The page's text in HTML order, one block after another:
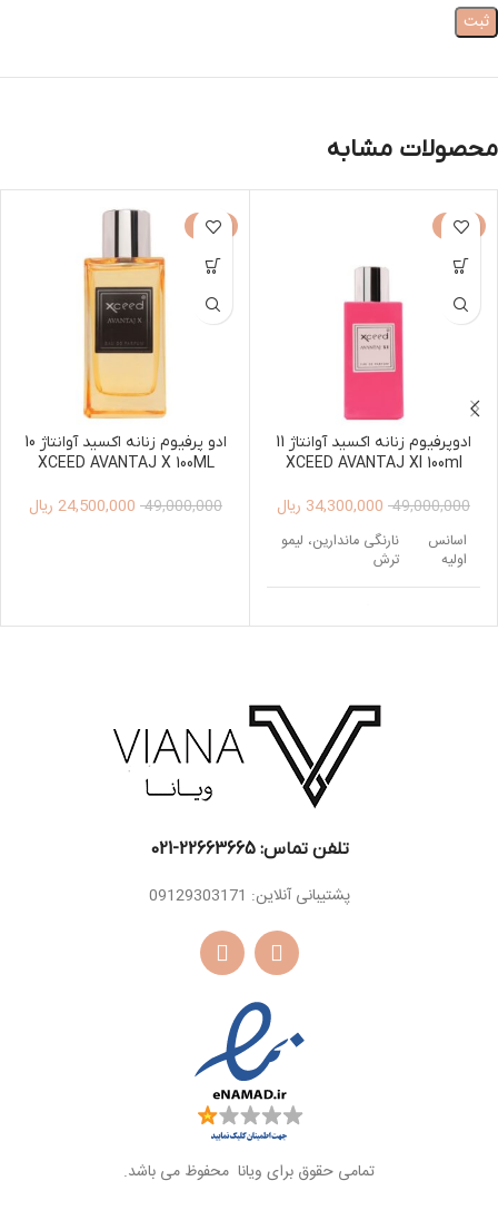
محصولات مشابه
-30%
ادوپرفیوم زنانه اکسید آوانتاژ 11
XCEED AVANTAJ XI 100ml
49,000,000
34,300,000 ریال
اسانس
اولیه
نارنگی ماندارین، لیمو
ترش
میانی
اوکالیپتوس
نعناع هندی
-50%
ادو پرفیوم زنانه اکسید آوانتاژ 10
XCEED AVANTAJ X 100ML
49,000,000
24,500,000 ریال
تلفن تماس: 22663665-021​
پشتیبانی آنلاین: 09129303171
تمامی حقوق برای ویانا محفوظ می باشد.